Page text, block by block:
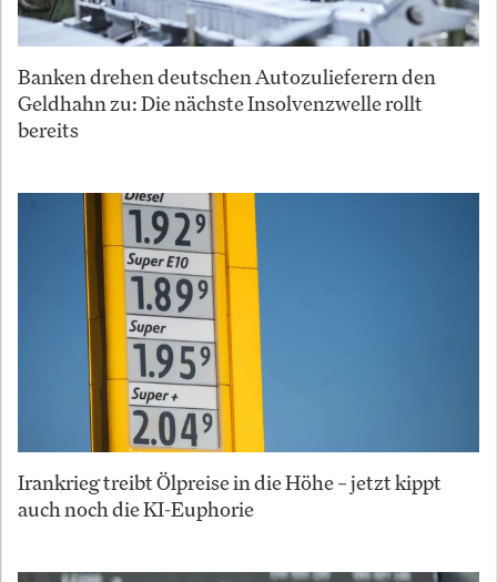
Banken drehen deutschen Autozulieferern den
Geldhahn zu: Die nächste Insolvenzwelle rollt
bereits
Irankrieg treibt Ölpreise in die Höhe – jetzt kippt
auch noch die KI-Euphorie